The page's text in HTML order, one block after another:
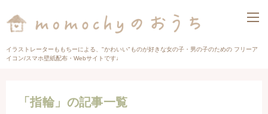
イラストレーターももちーによる、"かわいい"ものが好きな女の子・男の子のための フリーア
イコン/スマホ壁紙配布・Webサイトです♩
「指輪」の記事一覧